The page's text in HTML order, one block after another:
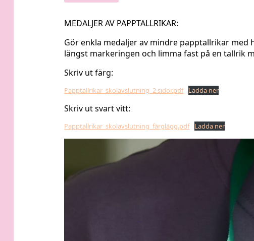
MEDALJER AV PAPPTALLRIKAR:
Gör enkla medaljer av mindre papptallrikar med
längst markeringen och limma fast på en tallrik
Skriv ut färg:
Papptallrikar_skolavslutning_2 sidor.pdf Ladda ner
Skriv ut svart vitt:
Papptallrikar_skolavslutning_färglägg.pdf Ladda ner